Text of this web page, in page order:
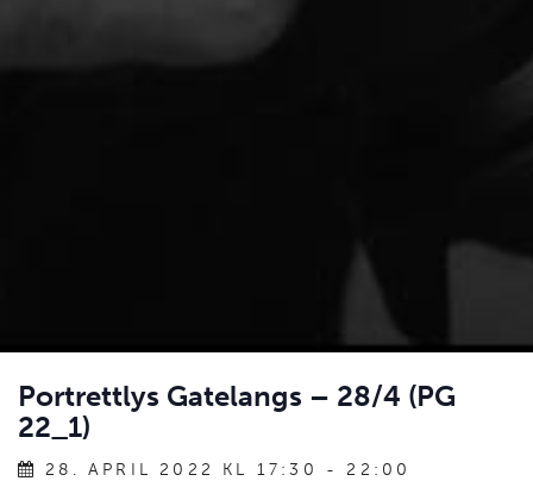
Portrettlys Gatelangs – 28/4 (PG
22_1)
28. APRIL 2022 KL 17:30 -22:00